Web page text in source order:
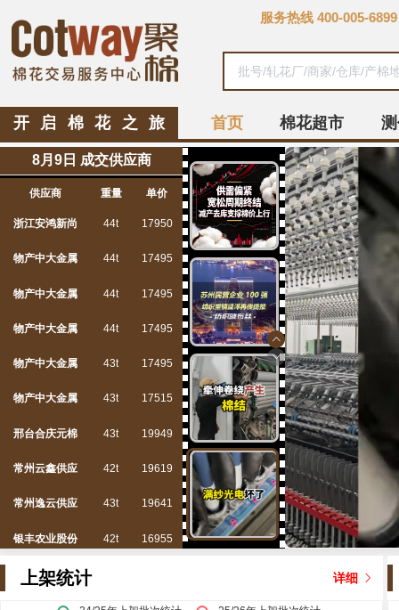
服务热线 400-005-6899
开启棉花之旅 首页 棉花超市
8月9日 成交供应商
供应商 重量 单价
浙江安鸿新尚 44t 17950
物产中大金属 44t 17495
物产中大金属 44t 17495
物产中大金属 44t 17495
物产中大金属 43t 17495
物产中大金属 43t 17515
邢台合庆元棉 43t 19949
常州云鑫供应 42t 19619
常州逸云供应 43t 19641
银丰农业股份 42t 16955
中棉集团广东
上架统计 详细